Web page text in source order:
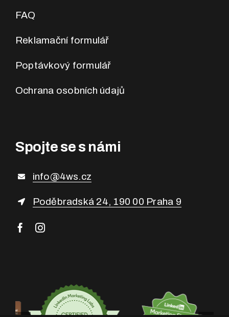
FAQ
Reklamační formulář
Poptávkový formulář
Ochrana osobních údajů
Spojte se s námi
info@4ws.cz
Poděbradská 24, 190 00 Praha 9